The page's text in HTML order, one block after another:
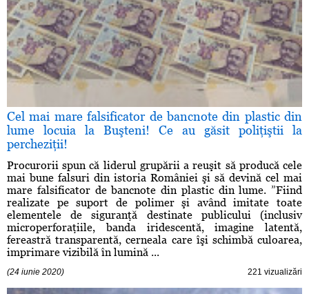
Cel mai mare falsificator de bancnote din plastic din
lume locuia la Buşteni! Ce au găsit poliţiştii la
percheziţii!
Procurorii spun că liderul grupării a reuşit să producă cele
mai bune falsuri din istoria României şi să devină cel mai
mare falsificator de bancnote din plastic din lume. ”Fiind
realizate pe suport de polimer şi având imitate toate
elementele de siguranţă destinate publicului (inclusiv
microperforaţiile, banda iridescentă, imagine latentă,
fereastră transparentă, cerneala care îşi schimbă culoarea,
imprimare vizibilă în lumină ...
(24 iunie 2020) 221 vizualizări